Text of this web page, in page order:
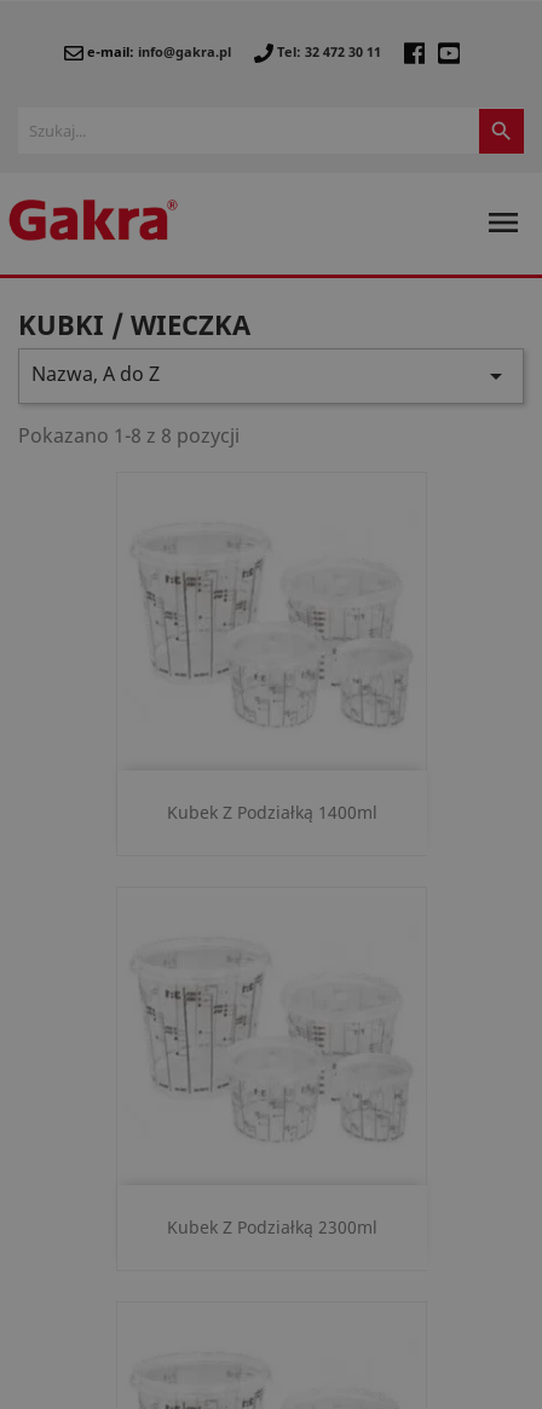
e-mail: info@gakra.pl Tel: 32 472 30 11


KUBKI / WIECZKA
Nazwa, A do Z 
Pokazano 1-8 z 8 pozycji
Kubek Z Podziałką 1400ml
Kubek Z Podziałką 2300ml